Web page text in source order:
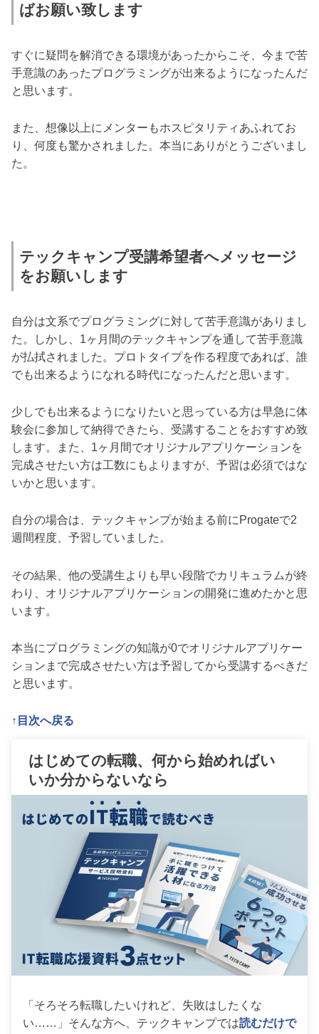
ばお願い致します
すぐに疑問を解消できる環境があったからこそ、今まで苦
手意識のあったプログラミングが出来るようになったんだ
と思います。
また、想像以上にメンターもホスピタリティあふれてお
り、何度も驚かされました。本当にありがとうございまし
た。
テックキャンプ受講希望者へメッセージ
をお願いします
自分は文系でプログラミングに対して苦手意識がありまし
た。しかし、1ヶ月間のテックキャンプを通して苦手意識
が払拭されました。プロトタイプを作る程度であれば、誰
でも出来るようになれる時代になったんだと思います。
少しでも出来るようになりたいと思っている方は早急に体
験会に参加して納得できたら、受講することをおすすめ致
します。また、1ヶ月間でオリジナルアプリケーションを
完成させたい方は工数にもよりますが、予習は必須ではな
いかと思います。
自分の場合は、テックキャンプが始まる前にProgateで2
週間程度、予習していました。
その結果、他の受講生よりも早い段階でカリキュラムが終
わり、オリジナルアプリケーションの開発に進めたかと思
います。
本当にプログラミングの知識が0でオリジナルアプリケー
ションまで完成させたい方は予習してから受講するべきだ
と思います。
↑目次へ戻る
はじめての転職、何から始めればい
いか分からないなら
「そろそろ転職したいけれど、失敗はしたくな
い……」そんな方へ、テックキャンプでは読むだけで